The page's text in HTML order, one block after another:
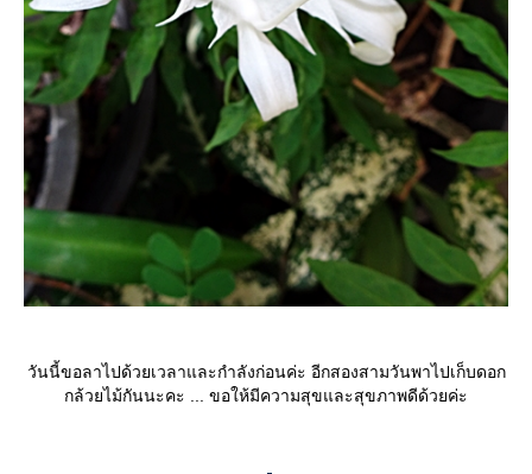
วันนี้ขอลาไปด้วยเวลาและกำลังก่อนค่ะ อีกสองสามวันพาไปเก็บดอก
กล้วยไม้กันนะคะ ... ขอให้มีความสุขและสุขภาพดีด้วยค่ะ